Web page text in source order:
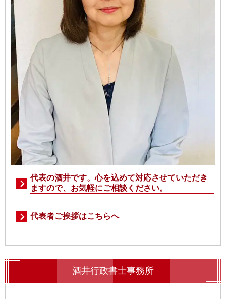
代表の酒井です。心を込めて対応させていただき
ますので、お気軽にご相談ください。
代表者ご挨拶はこちらへ
酒井行政書士事務所